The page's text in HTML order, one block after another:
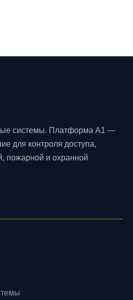
системы. Платформа A1 —
для контроля доступа,
пожарной и охранной